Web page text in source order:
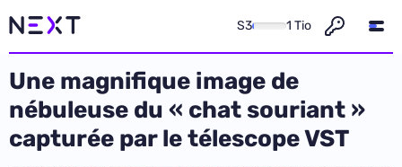
S3 1 Tio
Une magnifique image de
nébuleuse du « chat souriant »
capturée par le télescope VST